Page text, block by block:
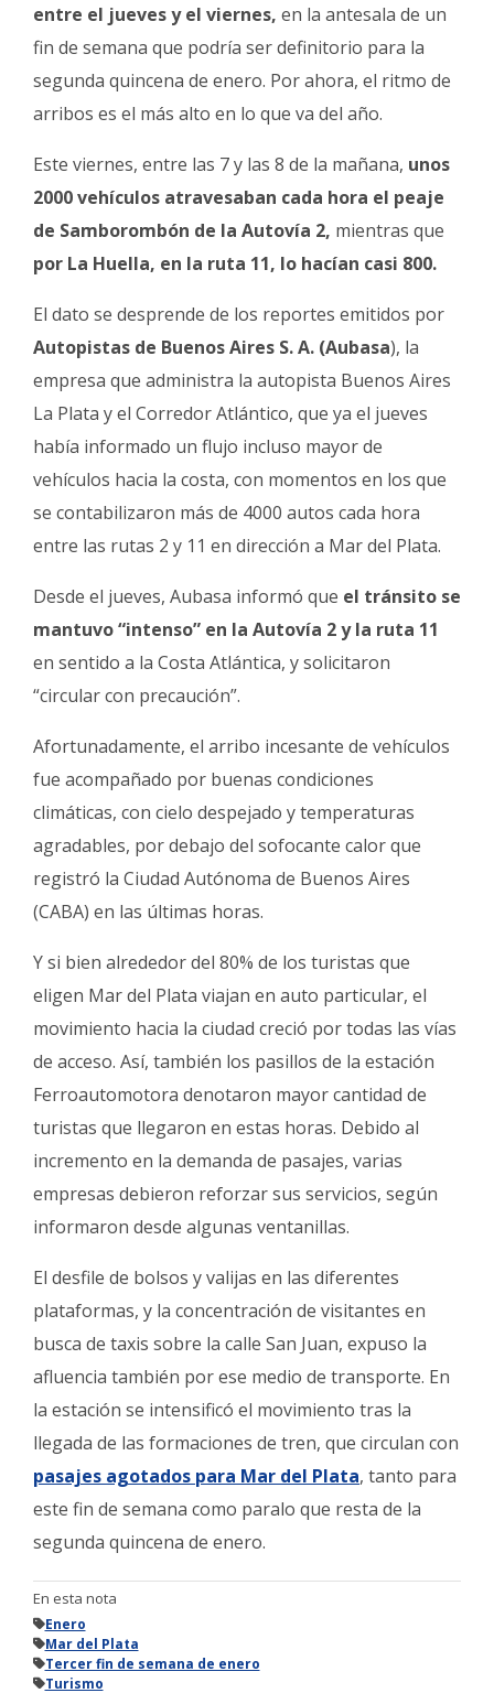
entre el jueves y el viernes, en la antesala de un
fin de semana que podría ser definitorio para la
segunda quincena de enero. Por ahora, el ritmo de
arribos es el más alto en lo que va del año.
Este viernes, entre las 7 y las 8 de la mañana, unos
2000 vehículos atravesaban cada hora el peaje
de Samborombón de la Autovía 2, mientras que
por La Huella, en la ruta 11, lo hacían casi 800.
El dato se desprende de los reportes emitidos por
Autopistas de Buenos Aires S. A. (Aubasa), la
empresa que administra la autopista Buenos Aires
La Plata y el Corredor Atlántico, que ya el jueves
había informado un flujo incluso mayor de
vehículos hacia la costa, con momentos en los que
se contabilizaron más de 4000 autos cada hora
entre las rutas 2 y 11 en dirección a Mar del Plata.
Desde el jueves, Aubasa informó que el tránsito se
mantuvo “intenso” en la Autovía 2 y la ruta 11
en sentido a la Costa Atlántica, y solicitaron
“circular con precaución”.
Afortunadamente, el arribo incesante de vehículos
fue acompañado por buenas condiciones
climáticas, con cielo despejado y temperaturas
agradables, por debajo del sofocante calor que
registró la Ciudad Autónoma de Buenos Aires
(CABA) en las últimas horas.
Y si bien alrededor del 80% de los turistas que
eligen Mar del Plata viajan en auto particular, el
movimiento hacia la ciudad creció por todas las vías
de acceso. Así, también los pasillos de la estación
Ferroautomotora denotaron mayor cantidad de
turistas que llegaron en estas horas. Debido al
incremento en la demanda de pasajes, varias
empresas debieron reforzar sus servicios, según
informaron desde algunas ventanillas.
El desfile de bolsos y valijas en las diferentes
plataformas, y la concentración de visitantes en
busca de taxis sobre la calle San Juan, expuso la
afluencia también por ese medio de transporte. En
la estación se intensificó el movimiento tras la
llegada de las formaciones de tren, que circulan con
pasajes agotados para Mar del Plata, tanto para
este fin de semana como paralo que resta de la
segunda quincena de enero.
En esta nota
Enero
Mar del Plata
Tercer fin de semana de enero
Turismo